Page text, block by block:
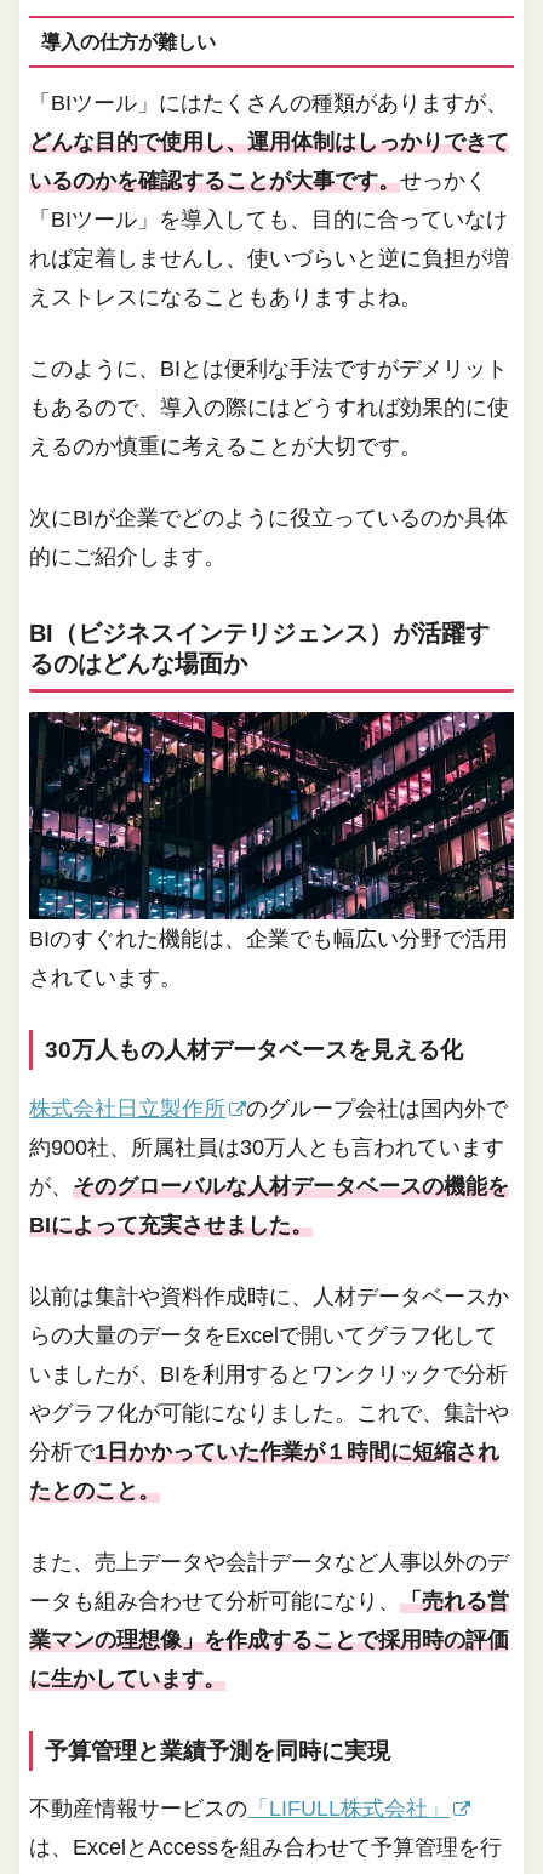
導入の仕方が難しい
「BIツール」にはたくさんの種類がありますが、
どんな目的で使用し、運用体制はしっかりできて
いるのかを確認することが大事です。せっかく
「BIツール」を導入しても、目的に合っていなけ
れば定着しませんし、使いづらいと逆に負担が増
えストレスになることもありますよね。
このように、BIとは便利な手法ですがデメリット
もあるので、導入の際にはどうすれば効果的に使
えるのか慎重に考えることが大切です。
次にBIが企業でどのように役立っているのか具体
的にご紹介します。
BI（ビジネスインテリジェンス）が活躍す
るのはどんな場面か
BIのすぐれた機能は、企業でも幅広い分野で活用
されています。
30万人もの人材データベースを見える化
株式会社日立製作所
のグループ会社は国内外で
約900社、所属社員は30万人とも言われています
が、そのグローバルな人材データベースの機能を
BIによって充実させました。
以前は集計や資料作成時に、人材データベースか
らの大量のデータをExcelで開いてグラフ化して
いましたが、BIを利用するとワンクリックで分析
やグラフ化が可能になりました。これで、集計や
分析で1日かかっていた作業が１時間に短縮され
たとのこと。
また、売上データや会計データなど人事以外のデ
ータも組み合わせて分析可能になり、「売れる営
業マンの理想像」を作成することで採用時の評価
に生かしています。
予算管理と業績予測を同時に実現
不動産情報サービスの 「LIFULL株式会社」
は、ExcelとAccessを組み合わせて予算管理を行